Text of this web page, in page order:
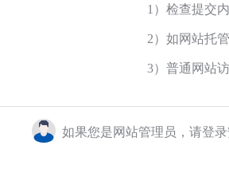
1）检查提交
2）如网站托
3）普通网站
如果您是网站管理员，请登